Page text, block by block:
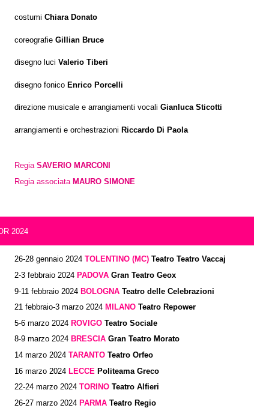
costumi Chiara Donato
coreografie Gillian Bruce
disegno luci Valerio Tiberi
disegno fonico Enrico Porcelli
direzione musicale e arrangiamenti vocali Gianluca Sticotti
arrangiamenti e orchestrazioni Riccardo Di Paola
RegiaSAVERIO MARCONI
Regia associataMAURO SIMONE
2024
26-28 gennaio 2024 TOLENTINO (MC) Teatro Teatro Vaccaj
2-3 febbraio 2024 PADOVA Gran Teatro Geox
9-11 febbraio 2024 BOLOGNA Teatro delle Celebrazioni
21 febbraio-3 marzo 2024 MILANO Teatro Repower
5-6 marzo 2024 ROVIGO Teatro Sociale
8-9 marzo 2024 BRESCIA Gran Teatro Morato
14 marzo 2024 TARANTO Teatro Orfeo
16 marzo 2024 LECCE Politeama Greco
22-24 marzo 2024 TORINO Teatro Alfieri
26-27 marzo 2024 PARMA Teatro Regio